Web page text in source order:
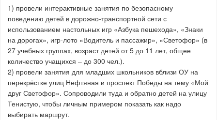
1) провели интерактивные занятия по безопасному
поведению детей в дорожно-транспортной сети с
использованием настольных игр «Азбука пешехода», «Знаки
на дорогах», игр-лото «Водитель и пассажир», «Светофор» (в
27 учебных группах, возраст детей от 5 до 11 лет, общее
количество учащихся – до 300 чел.).
2) провели занятия для младших школьников вблизи ОУ на
перекрёстке улиц Нефтяная и проспект Победы на тему «Мой
друг Светофор». Сопроводили туда и обратно детей на улицу
Тенистую, чтобы личным примером показать как надо
выбирать маршрут.